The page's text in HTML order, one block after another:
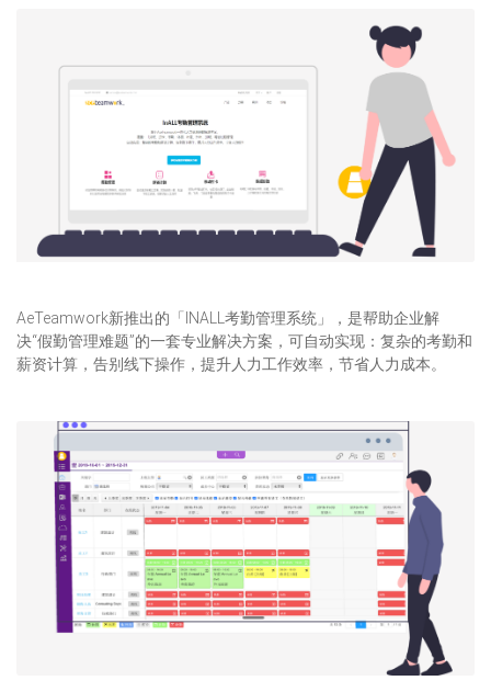
AeTeamwork新推出的「INALL考勤管理系统」，是帮助企业解
决“假勤管理难题”的一套专业解决方案，可自动实现：复杂的考勤和
薪资计算，告别线下操作，提升人力工作效率，节省人力成本。